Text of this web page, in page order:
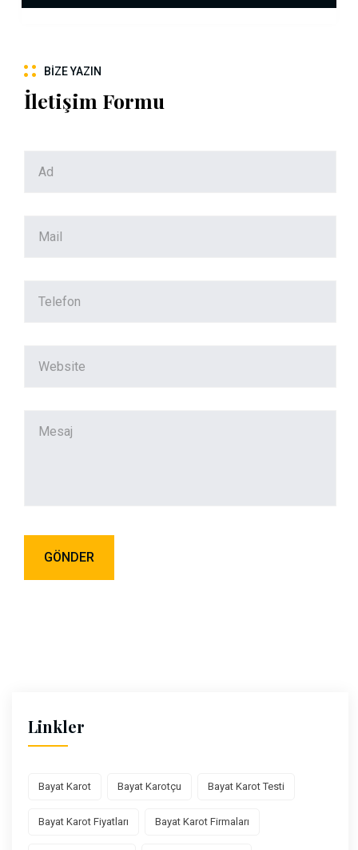
BIZE YAZIN
İletişim Formu
Linkler
Bayat Karot Bayat Karotçu Bayat Karot Testi
Bayat Karot Fiyatları Bayat Karot Firmaları